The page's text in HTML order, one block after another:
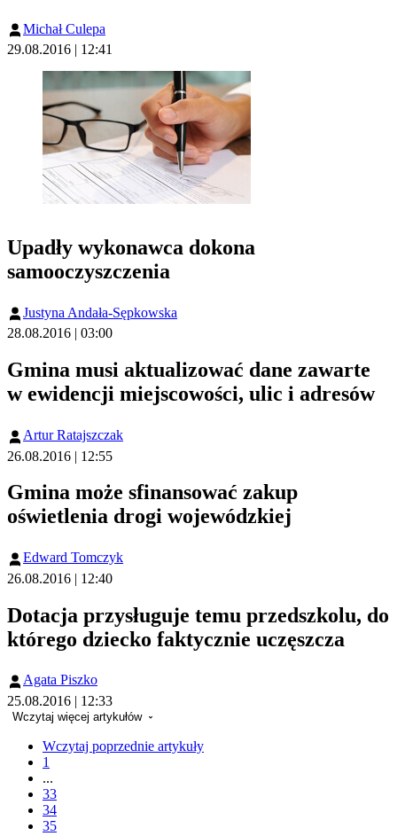
Michał Culepa
29.08.2016 | 12:41
Upadły wykonawca dokona
samooczyszczenia
Justyna Andała-Sępkowska
28.08.2016 | 03:00
Gmina musi aktualizować dane zawarte
w ewidencji miejscowości, ulic i adresów
Artur Ratajszczak
26.08.2016 | 12:55
Gmina może sfinansować zakup
oświetlenia drogi wojewódzkiej
Edward Tomczyk
26.08.2016 | 12:40
Dotacja przysługuje temu przedszkolu, do
którego dziecko faktycznie uczęszcza
Agata Piszko
25.08.2016 | 12:33
Wczytaj więcej artykułów
Wczytaj poprzednie artykuły
1
...
33
34
35